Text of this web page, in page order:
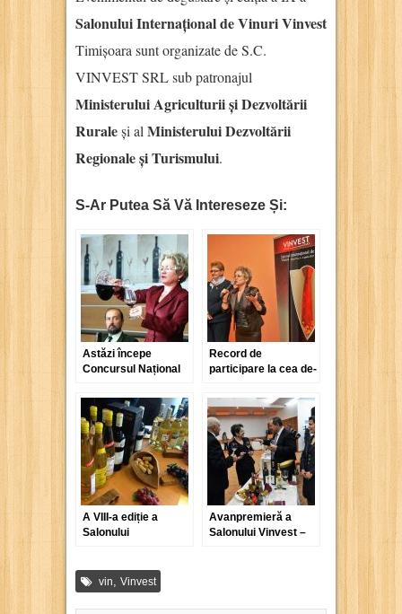
Salonului Internațional de Vinuri Vinvest
Timișoara sunt organizate de S.C.
VINVEST SRL sub patronajul
Ministerului Agriculturii și Dezvoltării
Ruraleși al Ministerului Dezvoltării
Regionale și Turismului.
S-Ar Putea Să Vă Intereseze Și:
Astăzi începe
Concursul Național
Alcoolice Vinvest
Record de
participare la cea de-
Vinvest
A VIII-a ediție a
Salonului
Avanpremieră a
Salonului Vinvest –
vin Vinvest